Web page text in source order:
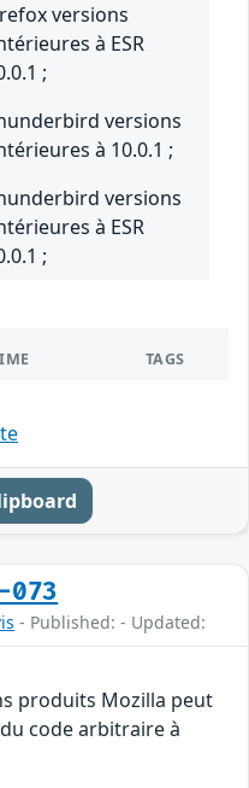
versions
à ESR
;
versions
à 10.0.1 ;
versions
à ESR
;
TAGS
073
- Published: - Updated:
produits Mozilla peut
code arbitraire à